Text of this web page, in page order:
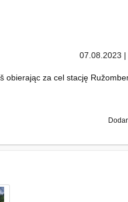
07.08.2023
obierając za cel stację